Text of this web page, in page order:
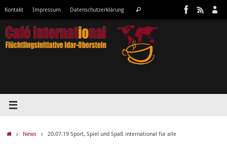
springen
Kontakt Impressum Datenschutzerklärung Suchen
StartNews 20.07.19 Sport, Spiel und Spaß international für alle